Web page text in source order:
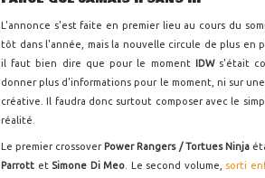
L'annonce s'est faite en premier lieu au cours du
tôt dans l'année, mais la nouvelle circule de plus en
il faut bien dire que pour le moment
IDW s'était
donner plus d'informations pour le moment, ni sur
créative. Il faudra donc surtout composer avec le
réalité.
Le premier crossover Power Rangers / Tortues Ninja
Parrott et Simone Di Meo . Le second volume, sorti